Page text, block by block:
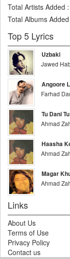
Total Artists Added :
Total Albums Added
Top 5 Lyrics
Uzbaki
Jawed
Angoore
Farhad
Tu Dani
Ahmad
Haasha
Ahmad
Magar
Ahmad
Links
About Us
Terms of Use
Privacy Policy
Contact us